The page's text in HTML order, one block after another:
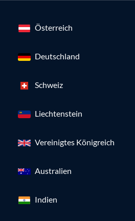
Österreich
Deutschland
Schweiz
Liechtenstein
Vereinigtes Königreich
Australien
Indien